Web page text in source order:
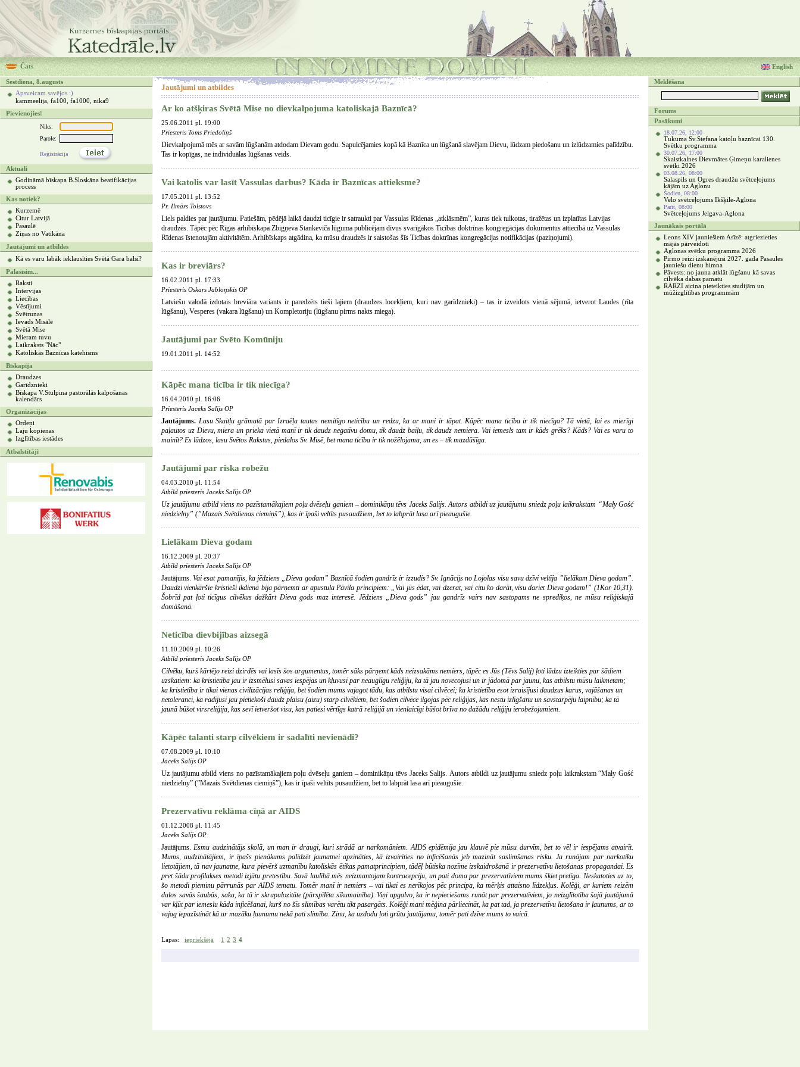
Čats English
Sestdiena, 8.augusts
Apsveicam savējos :)
kammeelija, fa100, fa1000, nika9
Pievienojies!
Niks:
Parole:
Reģistrācija
Aktuāli
Godināmā bīskapa B.Sloskāna beatifikācijas
process
Kas notiek?
Kurzemē
Citur Latvijā
Pasaulē
Ziņas no Vatikāna
Jautājumi un atbildes
Kā es varu labāk ieklausīties Svētā Gara balsī?
Palasīsim...
Raksti
Intervijas
Liecības
Vēstījumi
Svētrunas
Ievads Misālē
Svētā Mise
Mieram tuvu
Laikraksts "Nāc"
Katoliskās Baznīcas katehisms
Bīskapija
Draudzes
Garīdznieki
Bīskapa V.Stulpina pastorālās kalpošanas
kalendārs
Organizācijas
Ordeņi
Laju kopienas
Izglītības iestādes
Atbalstītāji
Jautājumi un atbildes
Ar ko atšķiras Svētā Mise no dievkalpojuma katoliskajā Baznīcā?
25.06.2011 pl. 19:00
Priesteris Toms Priedoliņš
Dievkalpojumā mēs ar savām lūgšanām atdodam Dievam godu. Sapulcējamies kopā kā Baznīca un lūgšanā slavējam Dievu, lūdzam piedošanu un izlūdzamies palīdzību.
Tas ir kopīgas, ne individuālas lūgšanas veids.
Vai katolis var lasīt Vassulas darbus? Kāda ir Baznīcas attieksme?
17.05.2011 pl. 13:52
Pr. Ilmārs Tolstovs
Liels paldies par jautājumu. Patiešām, pēdējā laikā daudzi ticīgie ir satraukti par Vassulas Rīdenas „atklāsmēm”, kuras tiek tulkotas, tiražētas un izplatītas Latvijas
draudzēs. Tāpēc pēc Rīgas arhibīskapa Zbigņeva Stankeviča lūguma publicējam divus svarīgākos Ticības doktrīnas kongregācijas dokumentus attiecībā uz Vassulas
Rīdenas īstenotajām aktivitātēm. Arhibīskaps atgādina, ka mūsu draudzēs ir saistošas šīs Ticības doktrīnas kongregācijas notifikācijas (paziņojumi).
Kas ir breviārs?
16.02.2011 pl. 17:33
Priesteris Oskars Jabloņskis OP
Latviešu valodā izdotais breviāra variants ir paredzēts tieši lajiem (draudzes locekļiem, kuri nav garīdznieki) – tas ir izveidots vienā sējumā, ietverot Laudes (rīta
lūgšanu), Vesperes (vakara lūgšanu) un Kompletoriju (lūgšanu pirms nakts miega).
Jautājumi par Svēto Komūniju
19.01.2011 pl. 14:52
Kāpēc mana ticība ir tik niecīga?
16.04.2010 pl. 16:06
Priesteris Jaceks Salijs OP
Jautājums. Lasu Skaitļu grāmatā par Izraēļa tautas nemitīgo neticību un redzu, ka ar mani ir tāpat. Kāpēc mana ticība ir tik niecīga? Tā vietā, lai es mierīgi
paļautos uz Dievu, miera un prieka vietā manī ir tik daudz negatīvu domu, tik daudz baiļu, tik daudz nemiera. Vai iemesls tam ir kāds grēks? Kāds? Vai es varu to
mainīt? Es lūdzos, lasu Svētos Rakstus, piedalos Sv. Misē, bet mana ticība ir tik nožēlojama, un es – tik mazdūšīga.
Jautājumi par riska robežu
04.03.2010 pl. 11:54
Atbild priesteris Jaceks Salijs OP
Uz jautājumu atbild viens no pazīstamākajiem poļu dvēseļu ganiem – dominikāņu tēvs Jaceks Salijs. Autors atbildi uz jautājumu sniedz poļu laikrakstam “Mały Gość
niedzielny” (”Mazais Svētdienas ciemiņš”), kas ir īpaši veltīts pusaudžiem, bet to labprāt lasa arī pieaugušie.
Lielākam Dieva godam
16.12.2009 pl. 20:37
Atbild priesteris Jaceks Salijs OP
Jautājums.Vai esat pamanījis, ka jēdziens „Dieva godam” Baznīcā šodien gandrīz ir izzudis? Sv. Ignācijs no Lojolas visu savu dzīvi veltīja ”lielākam Dieva godam”.
Daudzi vienkāršie kristieši ikdienā bija pārņemti ar apustuļa Pāvila principiem: „Vai jūs ēdat, vai dzerat, vai citu ko darāt, visu dariet Dieva godam!” (1Kor 10,31).
Šobrīd pat ļoti ticīgus cilvēkus dažkārt Dieva gods maz interesē. Jēdziens „Dieva gods” jau gandrīz vairs nav sastopams ne sprediķos, ne mūsu reliģiskajā
domāšanā.
Neticība dievbijības aizsegā
11.10.2009 pl. 10:26
Atbild priesteris Jaceks Salijs OP
Cilvēku, kurš kārtējo reizi dzirdēs vai lasīs šos argumentus, tomēr sāks pārņemt kāds neizsakāms nemiers, tāpēc es Jūs (Tēvs Salij) ļoti lūdzu izteikties par šādiem
uzskatiem: ka kristietība jau ir izsmēlusi savas iespējas un kļuvusi par neauglīgu reliģiju, ka tā jau novecojusi un ir jādomā par jaunu, kas atbilstu mūsu laikmetam;
ka kristietība ir tikai vienas civilizācijas reliģija, bet šodien mums vajagot tādu, kas atbilstu visai cilvēcei; ka kristietība esot izraisījusi daudzus karus, vajāšanas un
netoleranci, ka radījusi jau pietiekoši daudz plaisu (aizu) starp cilvēkiem, bet šodien cilvēce ilgojas pēc reliģijas, kas nestu izlīgšanu un savstarpēju laipnību; ka tā
jaunā būšot virsreliģija, kas sevī ietveršot visu, kas patiesi vērtīgs katrā reliģijā un vienlaicīgi būšot brīva no dažādu reliģiju ierobežojumiem.
Kāpēc talanti starp cilvēkiem ir sadalīti nevienādi?
07.08.2009 pl. 10:10
Jaceks Salijs OP
Uz jautājumu atbild viens no pazīstamākajiem poļu dvēseļu ganiem – dominikāņu tēvs Jaceks Salijs. Autors atbildi uz jautājumu sniedz poļu laikrakstam “Mały Gość
niedzielny” (”Mazais Svētdienas ciemiņš”), kas ir īpaši veltīts pusaudžiem, bet to labprāt lasa arī pieaugušie.
Prezervatīvu reklāma cīņā ar AIDS
01.12.2008 pl. 11:45
Jaceks Salijs OP
Jautājums. Esmu audzinātājs skolā, un man ir draugi, kuri strādā ar narkomāniem. AIDS epidēmija jau klauvē pie mūsu durvīm, bet to vēl ir iespējams atvairīt.
Mums, audzinātājiem, ir īpašs pienākums palīdzēt jaunatnei apzināties, kā izvairīties no inficēšanās jeb mazināt saslimšanas risku. Ja runājam par narkotiku
lietotājiem, tā nav jaunatne, kura pievērš uzmanību katoliskās ētikas pamatprincipiem, tādēļ būtiska nozīme izskaidrošanā ir prezervatīvu lietošanas propagandai. Es
pret šādu profilakses metodi izjūtu pretestību. Savā laulībā mēs neizmantojam kontracepciju, un pati doma par prezervatīviem mums šķiet pretīga. Neskatoties uz to,
šo metodi pieminu pārrunās par AIDS tematu. Tomēr manī ir nemiers – vai tikai es nerīkojos pēc principa, ka mērķis attaisno līdzekļus. Kolēģi, ar kuriem reizēm
dalos savās šaubās, saka, ka tā ir skrupulozitāte (pārspīlēta sīkumainība). Viņi apgalvo, ka ir nepieciešams runāt par prezervatīviem, jo neizglītotība šajā jautājumā
var kļūt par iemeslu kāda inficēšanai, kurš no šīs slimības varētu tikt pasargāts. Kolēģi mani mēģina pārliecināt, ka pat tad, ja prezervatīvu lietošana ir ļaunums, ar to
vajag iepazīstināt kā ar mazāku ļaunumu nekā pati slimība. Zinu, ka uzdodu ļoti grūtu jautājumu, tomēr pati dzīve mums to vaicā.
Lapas: iepriekšējā 1 2 3 4
Meklēšana
Forums
Pasākumi
18.07.26, 12:00
Tukuma Sv.Stefana katoļu baznīcai 130.
Svētku programma
30.07.26, 17:00
Skaistkalnes Dievmātes Ģimeņu karalienes
svētki 2026
03.08.26, 08:00
Salaspils un Ogres draudžu svētceļojums
kājām uz Aglonu
Šodien, 08:00
Velo svētceļojums Ikšķile-Aglona
Parīt, 08:00
Svētceļojums Jelgava-Aglona
Jaunākais portālā
Leons XIV jauniešiem Asīzē: atgriezieties
mājās pārveidoti
Aglonas svētku programma 2026
Pirmo reizi izskanējusi 2027. gada Pasaules
jauniešu dienu himna
Pāvests: no jauna atklāt lūgšanu kā savas
cilvēka dabas pamatu
RARZI aicina pieteikties studijām un
mūžizglītības programmām